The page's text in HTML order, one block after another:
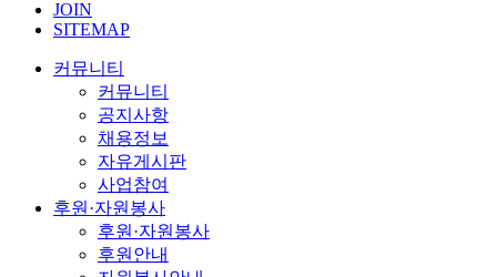
JOIN
SITEMAP
커뮤니티
커뮤니티
공지사항
채용정보
자유게시판
사업참여
후원·자원봉사
후원·자원봉사
후원안내